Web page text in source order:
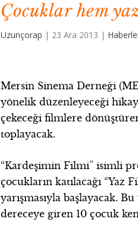
Çocuklar hem
Uzunçorap | 23 Ara 2013 |
Mersin Sinema Derneği
yönelik düzenleyeceği
çekeceği filmlere
toplayacak.
“Kardeşimin Filmi” isimli
çocukların katılacağı “Yaz
yarışmasıyla başlayacak.
dereceye giren 10 çocuk